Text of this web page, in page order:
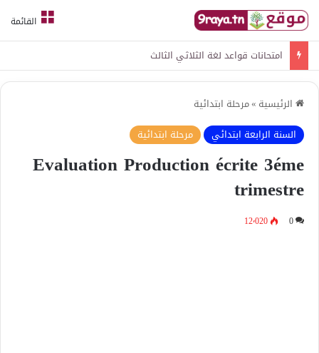
القائمة
امتحانات قواعد لغة الثلاثي الثالث
الرئيسية »مرحلة ابتدائية
السنة الرابعة ابتدائي
مرحلة ابتدائية
Evaluation Production écrite 3éme
trimestre
0 12٬020